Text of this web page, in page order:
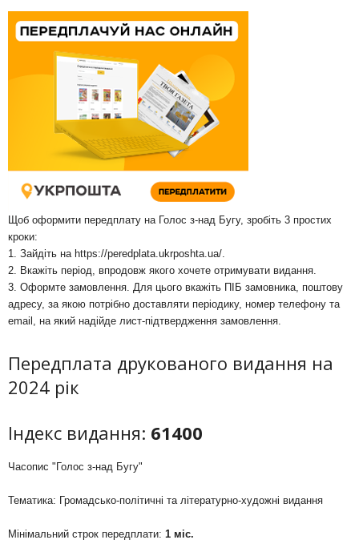
Щоб оформити передплату на Голос з-над Бугу, зробіть 3 простих
кроки:
1. Зайдіть на https://peredplata.ukrposhta.ua/
2. Вкажіть період, впродовж якого хочете отримувати видання.
3. Оформте замовлення. Для цього вкажіть ПІБ замовника, поштову
адресу, за якою потрібно доставляти періодику, номер телефону та
email, на який надійде лист-підтвердження замовлення.
Передплата друкованого видання на
2024 рік
Індекс видання: 61400
Часопис "Голос з-над Бугу"
Тематика: Громадсько-політичні та літературно-художні видання
Мінімальний строк передплати: 1 міс.